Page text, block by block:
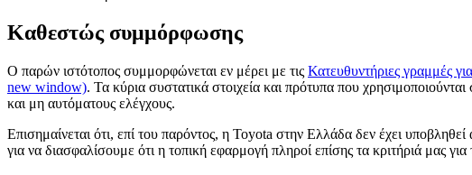
Καθεστώς συμμόρφωσης
Ο παρών ιστότοπος συμμορφώνεται εν μέρει με τις Κατευθυντήριες γραμμές
new window). Τα κύρια συστατικά στοιχεία και πρότυπα που
και μη αυτόματους ελέγχους.
Επισημαίνεται ότι, επί του παρόντος, η Toyota στην Ελλάδα δεν έχει
για να διασφαλίσουμε ότι η τοπική εφαρμογή πληροί επίσης τα κριτήριά μας